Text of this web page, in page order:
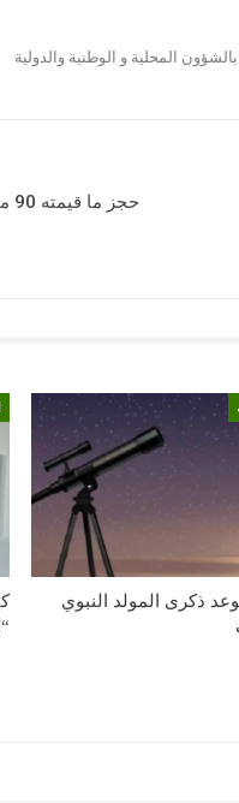
المحلية و الوطنية والدولية
ذكرى المولد النبوي